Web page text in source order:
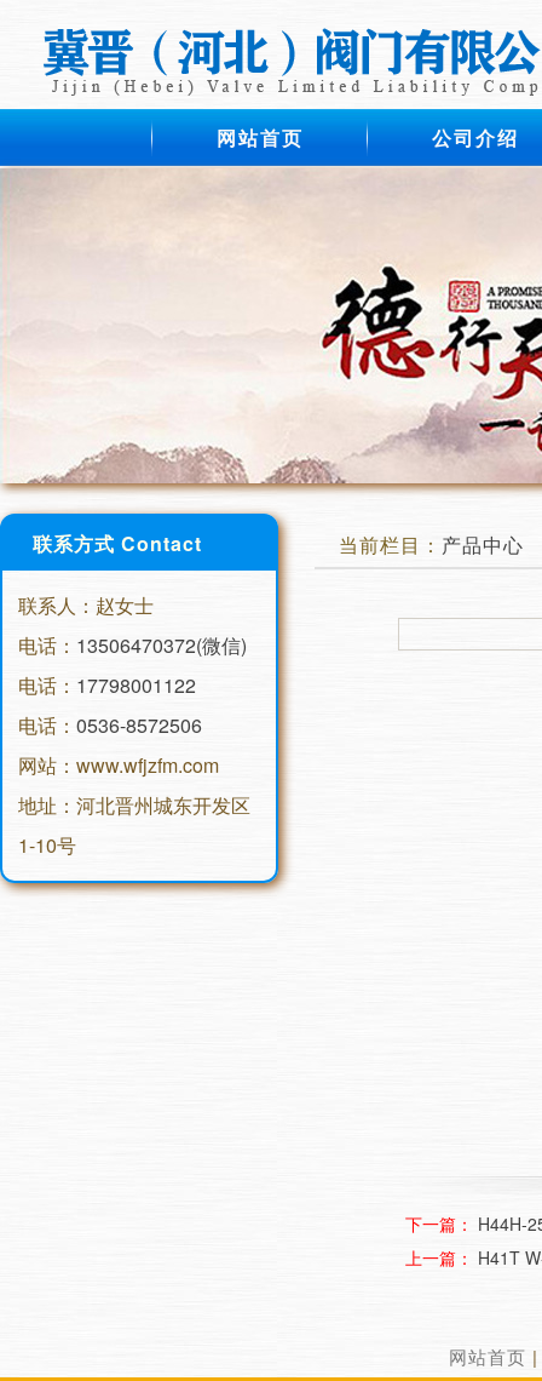
网站首页 公司介绍
联系方式 Contact
联系人：赵女士
电话： 13506470372(微信)
电话： 17798001122
电话： 0536-8572506
网站：www.wfjzfm.com
地址：河北晋州城东开发区
1-10号
当前栏目： 产品中心
下一篇： H44H-
上一篇： H41T
网站首页